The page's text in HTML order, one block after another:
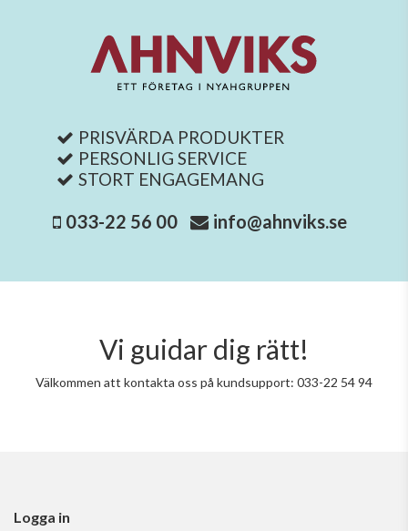
PRISVÄRDA PRODUKTER
PERSONLIG SERVICE
STORT ENGAGEMANG
033-22 56 00 info@ahnviks.se
Vi guidar dig rätt!
Välkommen att kontakta oss på kundsupport: 033-22 54 94
Logga in